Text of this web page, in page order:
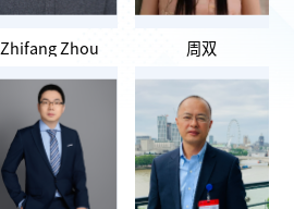
Zhifang Zhou 周双